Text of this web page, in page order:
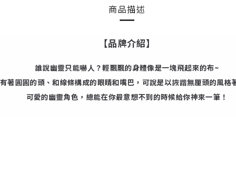
商品描述
【品牌介紹】
誰說幽靈只能嚇人？輕飄飄的身體像是一塊飛起來的布~
有著圓圓的頭、和線條構成的眼睛和嘴巴，可說是以詼諧無厘頭的風格
可愛的幽靈角色，總能在你最意想不到的時候給你神來一筆！